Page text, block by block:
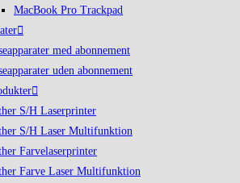
MacBook Pro Trackpad
med abonnement
uden abonnement
S/H Laserprinter
S/H Laser Multifunktion
Farvelaserprinter
Farve Laser Multifunktion